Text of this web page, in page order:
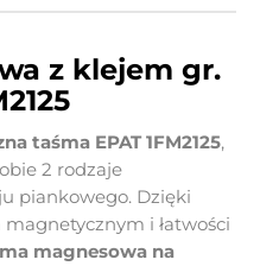
z klejem gr.
taśma EPAT 1FM2125,
2 rodzaje
piankowego. Dzięki
i łatwości
magnesowa na